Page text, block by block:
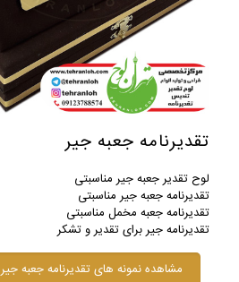
تقدیرنامه جعبه جیر
لوح تقدیر جعبه جیر مناسبتی
تقدیرنامه جعبه جیر مناسبتی
تقدیرنامه جعبه مخمل مناسبتی
تقدیرنامه جیر برای تقدیر و تشکر
مشاهده نمونه های تقدیرنامه جعبه جیر